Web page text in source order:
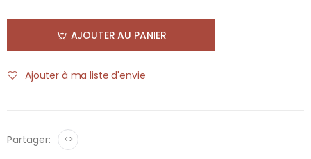
AJOUTER AU PANIER
Ajouter à ma liste d'envie
Partager: <>